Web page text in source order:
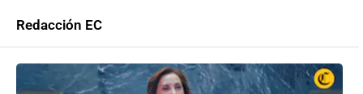
Redacción EC